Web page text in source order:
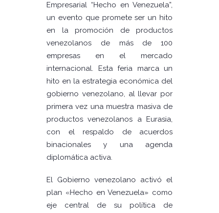
Empresarial “Hecho en Venezuela”,
un evento que promete ser un hito
en la promoción de productos
venezolanos de más de 100
empresas en el mercado
internacional. Esta feria marca un
hito en la estrategia económica del
gobierno venezolano, al llevar por
primera vez una muestra masiva de
productos venezolanos a Eurasia,
con el respaldo de acuerdos
binacionales y una agenda
diplomática activa.
El Gobierno venezolano activó el
plan «Hecho en Venezuela» como
eje central de su política de